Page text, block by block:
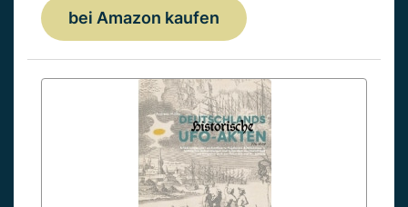
bei Amazon kaufen